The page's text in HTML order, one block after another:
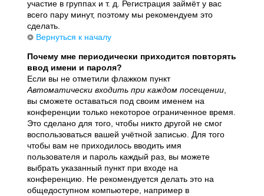
участие в группах и т. д. Регистрация займёт у вас
всего пару минут, поэтому мы рекомендуем это
сделать.
Вернуться к началу
Почему мне периодически приходится повторять
ввод имени и пароля?
Если вы не отметили флажком пункт
Автоматически входить при каждом посещении
вы сможете оставаться под своим именем на
конференции только некоторое ограниченное время.
Это сделано для того, чтобы никто другой не смог
воспользоваться вашей учётной записью. Для того
чтобы вам не приходилось вводить имя
пользователя и пароль каждый раз, вы можете
выбрать указанный пункт при входе на
конференцию. Не рекомендуется делать это на
общедоступном компьютере, например в